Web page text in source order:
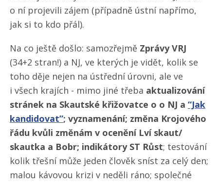
o ní projevili zájem (případně ústní napřímo,
jak si to kdo přál).
Na co ještě došlo: samozřejmě Zprávy VRJ
(34+2 stran!) a NJ, ve kterých je vidět, kolik se
toho děje nejen na ústřední úrovni, ale ve
i všech krajích - mimo jiné třeba aktualizování
stránek na Skautské křižovatce o o NJ a “Jak
kandidovat”; vyznamenání; změna Krojového
řádu kvůli změnám v ocenění Lví skaut/​
skautka a Bobr; indikátory ST Růst; testování
kolik třešní může jeden člověk sníst za celý den;
malou kávovou krizi v neděli ráno; společné